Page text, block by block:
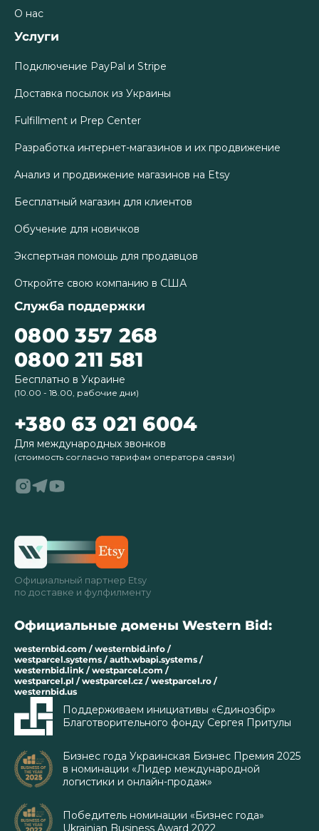
О нас
Услуги
Подключение PayPal и Stripe
Доставка посылок из Украины
Fulfillment и Prep Center
Разработка интернет-магазинов и их продвижение
Анализ и продвижение магазинов на Etsy
Бесплатный магазин для клиентов
Обучение для новичков
Экспертная помощь для продавцов
Откройте свою компанию в США
Служба поддержки
0800 357 268
0800 211 581
Бесплатно в Украине
(10.00 - 18.00, рабочие дни)
+380 63 021 6004
Для международных звонков
(стоимость согласно тарифам оператора связи)
Официальный партнер Etsy
по доставке и фулфилменту
Официальные домены Western Bid:
westernbid.com / westernbid.info /
westparcel.systems / auth.wbapi.systems /
westernbid.link / westparcel.com /
westparcel.pl / westparcel.cz / westparcel.ro /
westernbid.us
Поддерживаем инициативы «Єдинозбір»
Благотворительного фонду Сергея Притулы
Бизнес года Украинская Бизнес Премия 2025
в номинации «Лидер международной
логистики и онлайн-продаж»
Победитель номинации «Бизнес года»
Ukrainian Business Award 2022